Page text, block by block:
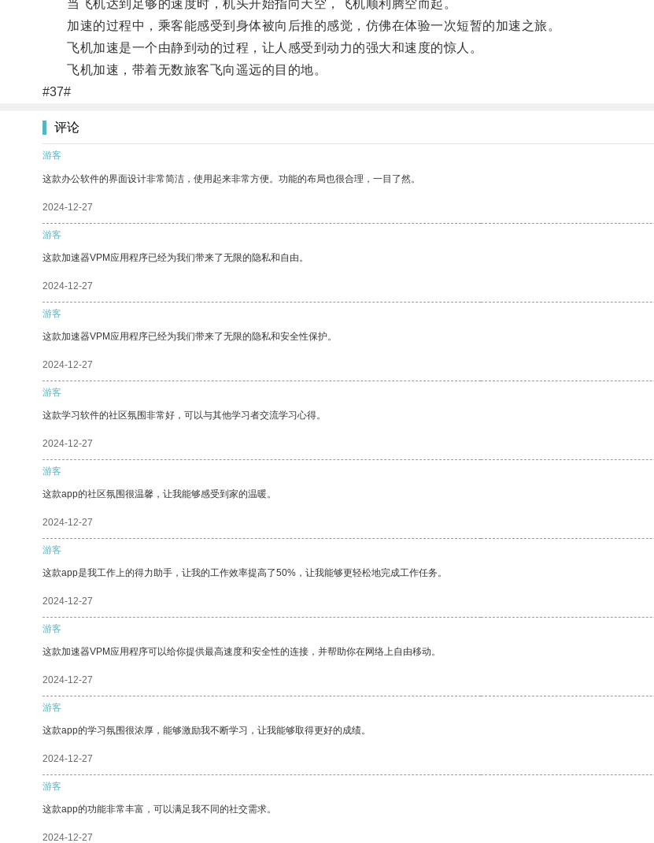
当飞机达到足够的速度时，机头开始指向天空，飞机顺利腾空而起。
加速的过程中，乘客能感受到身体被向后推的感觉，仿佛在体验一次短暂的加速之旅。
飞机加速是一个由静到动的过程，让人感受到动力的强大和速度的惊人。
飞机加速，带着无数旅客飞向遥远的目的地。
#37#
评论
游客
这款办公软件的界面设计非常简洁，使用起来非常方便。功能的布局也很合理，一目了然。
2024-12-27
游客
这款加速器VPM应用程序已经为我们带来了无限的隐私和自由。
2024-12-27
游客
这款加速器VPM应用程序已经为我们带来了无限的隐私和安全性保护。
2024-12-27
游客
这款学习软件的社区氛围非常好，可以与其他学习者交流学习心得。
2024-12-27
游客
这款app的社区氛围很温馨，让我能够感受到家的温暖。
2024-12-27
游客
这款app是我工作上的得力助手，让我的工作效率提高了50%，让我能够更轻松地完成工作任务。
2024-12-27
游客
这款加速器VPM应用程序可以给你提供最高速度和安全性的连接，并帮助你在网络上自由移动。
2024-12-27
游客
这款app的学习氛围很浓厚，能够激励我不断学习，让我能够取得更好的成绩。
2024-12-27
游客
这款app的功能非常丰富，可以满足我不同的社交需求。
2024-12-27